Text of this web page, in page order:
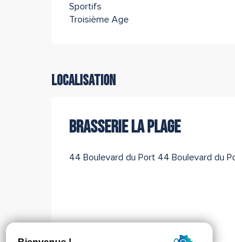
Sportifs
Troisième Age
Localisation
BRASSERIE LA PLAGE
44 Boulevard du Port 44 Boulevard du